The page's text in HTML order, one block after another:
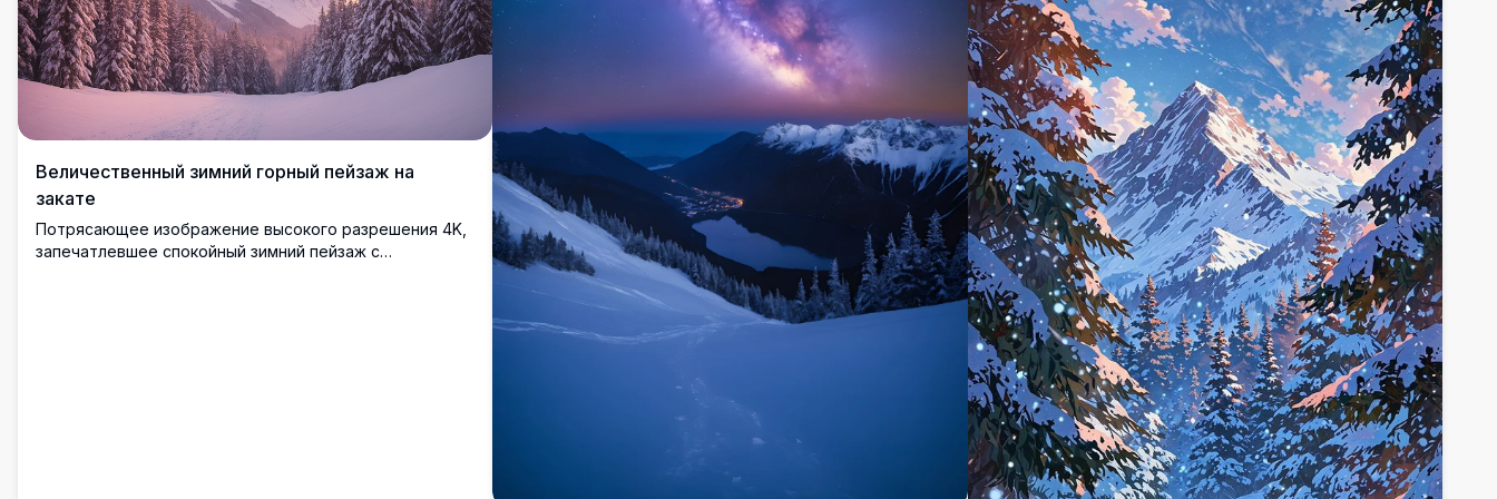
Величественный зимний горный пейзаж на
закате
Потрясающее изображение высокого разрешения 4K,
запечатлевшее спокойный зимний пейзаж с